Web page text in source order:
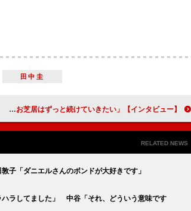
田中圭
【インタビュー】舞台「ジュリアス・シーザー」松井玲奈「お芝居はずっと続けていきたい」
RELATED NEWS
子「ダニエルさんのボンドが大好きです」
ラしてました」 中谷「それ、どういう意味です